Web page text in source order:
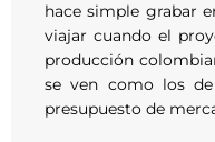
hace simple grabar
viajar cuando el
producción
se ven como los
presupuesto de